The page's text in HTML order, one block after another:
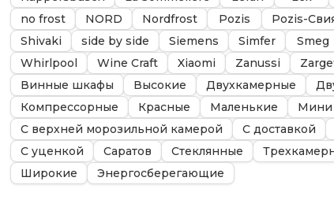
no frost
NORD Nordfrost Pozis Pozis-
Shivaki
side by side Siemens Simfer Smeg
Whirlpool
Wine Craft Xiaomi Zanussi
Винные шкафы
Высокие Двухкамерные
Компрессорные
Красные Маленькие Мини
С верхней морозильной камерой
С доставкой
С уценкой
Саратов Стеклянные
Широкие
Энергосберегающие